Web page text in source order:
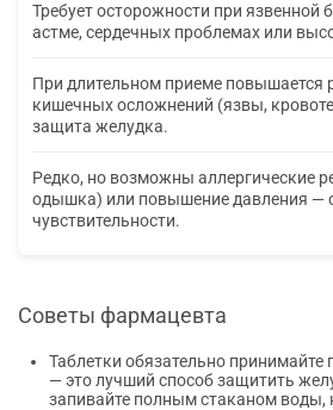
Требует осторожности при язвенной
астме, сердечных проблемах или
При длительном приеме повышается
кишечных осложнений (язвы,
защита желудка.
Редко, но возможны аллергические
одышка) или повышение давления —
чувствительности.
Советы фармацевта
Таблетки обязательно принимайте
— это лучший способ защитить
запивайте полным стаканом воды,